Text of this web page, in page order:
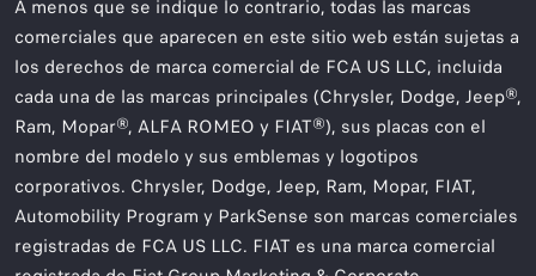
A menos que se indique lo contrario, todas las marcas
comerciales que aparecen en este sitio web están sujetas a
los derechos de marca comercial de FCA US LLC, incluida
cada una de las marcas principales (Chrysler, Dodge, Jeep®,
Ram, Mopar®, ALFA ROMEO y FIAT®), sus placas con el
nombre del modelo y sus emblemas y logotipos
corporativos. Chrysler, Dodge, Jeep, Ram, Mopar, FIAT,
Automobility Program y ParkSense son marcas comerciales
registradas de FCA US LLC. FIAT es una marca comercial